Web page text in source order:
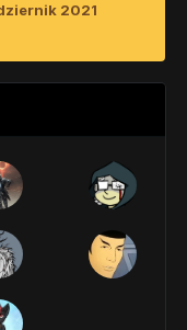
2021